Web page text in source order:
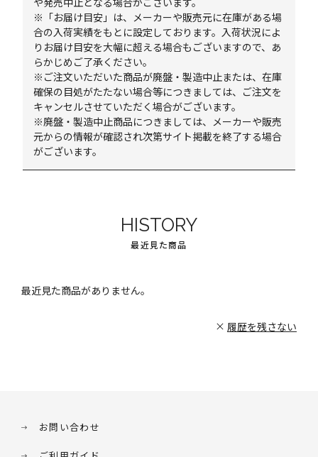
※「お届け目安」は、メーカーや販売元に在庫がある場
合の入荷実績をもとに設定しております。入荷状況によ
りお届け目安を大幅に超える場合もございますので、あ
らかじめご了承ください。
※ご注文いただいた商品が廃盤・製造中止または、在庫
確保の目処がたたない場合等につきましては、ご注文を
キャンセルさせていただく場合がございます。
※廃盤・製造中止商品につきましては、メーカーや販売
元からの情報が確認され次第サイト掲載を終了する場合
がございます。
HISTORY
最近見た商品
最近見た商品がありません。
履歴を残さない
お問い合わせ